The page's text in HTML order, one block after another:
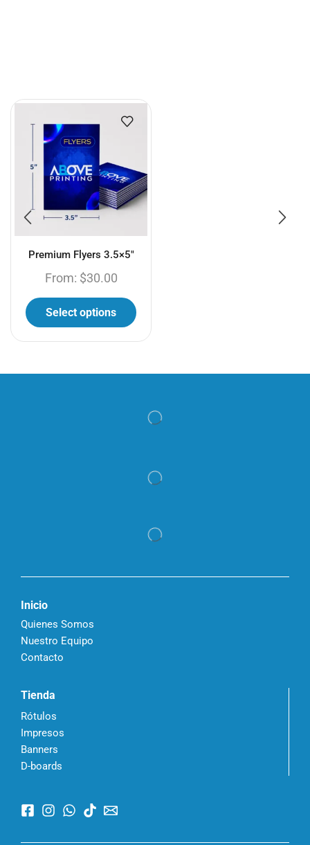
Premium Flyers 3.5×5″
From: $30.00
Select options
Inicio
Quienes Somos
Nuestro Equipo
Contacto
Tienda
Rótulos
Impresos
Banners
D-boards